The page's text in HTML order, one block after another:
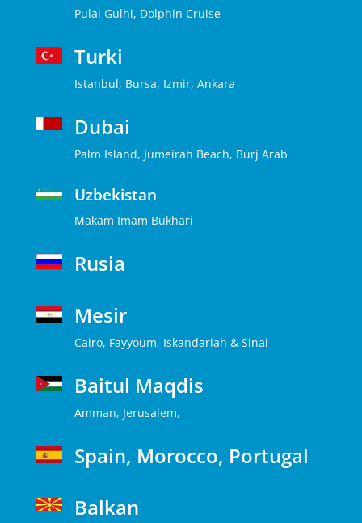
Pulai Gulhi, Dolphin Cruise
Turki
Istanbul, Bursa, Izmir, Ankara
Dubai
Palm Island, Jumeirah Beach, Burj Arab
Uzbekistan
Makam Imam Bukhari
Rusia
Mesir
Cairo, Fayyoum, Iskandariah & Sinai
Baitul Maqdis
Amman, Jerusalem,
Spain, Morocco, Portugal
Balkan